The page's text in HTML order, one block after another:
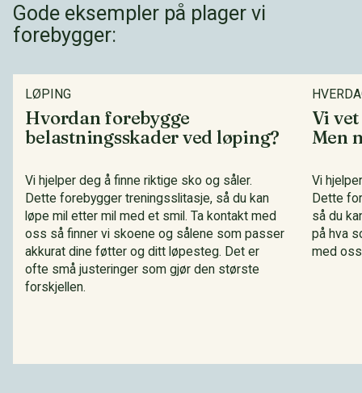
Gode eksempler på plager vi
forebygger:
LØPING
Hvordan forebygge
belastningsskader ved løping?
Vi hjelper deg å finne riktige sko og såler.
Dette forebygger treningsslitasje, så du kan
løpe mil etter mil med et smil. Ta kontakt med
oss så finner vi skoene og sålene som passer
akkurat dine føtter og ditt løpesteg. Det er
ofte små justeringer som gjør den største
forskjellen.
Vi
Men
Vi
Dette
så du
på hva
med